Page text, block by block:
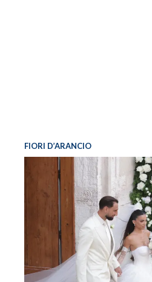
FIORI D’ARANCIO